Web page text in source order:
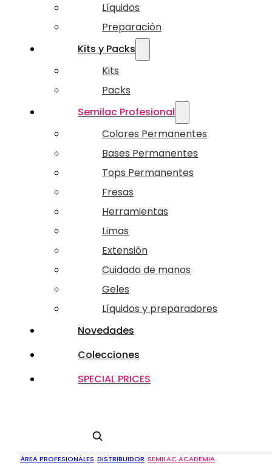
Líquidos
Preparación
Kits y Packs
Kits
Packs
Semilac Profesional
Colores Permanentes
Bases Permanentes
Tops Permanentes
Fresas
Herramientas
Limas
Extensión
Cuidado de manos
Geles
Líquidos y preparadores
Novedades
Colecciones
SPECIAL PRICES
ÁREA PROFESIONALES DISTRIBUIDOR SEMILAC ACADEMIA